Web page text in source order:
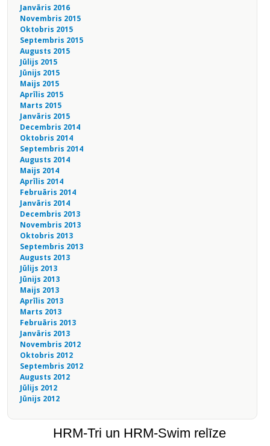
Janvāris 2016
Novembris 2015
Oktobris 2015
Septembris 2015
Augusts 2015
Jūlijs 2015
Jūnijs 2015
Maijs 2015
Aprīlis 2015
Marts 2015
Janvāris 2015
Decembris 2014
Oktobris 2014
Septembris 2014
Augusts 2014
Maijs 2014
Aprīlis 2014
Februāris 2014
Janvāris 2014
Decembris 2013
Novembris 2013
Oktobris 2013
Septembris 2013
Augusts 2013
Jūlijs 2013
Jūnijs 2013
Maijs 2013
Aprīlis 2013
Marts 2013
Februāris 2013
Janvāris 2013
Novembris 2012
Oktobris 2012
Septembris 2012
Augusts 2012
Jūlijs 2012
Jūnijs 2012
HRM-Tri un HRM-Swim relīze